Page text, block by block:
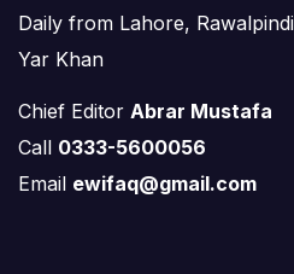
Daily from Lahore,
Yar Khan
Chief Editor Abrar Mustafa
Call 0333-5600056
Email ewifaq@gmail.com